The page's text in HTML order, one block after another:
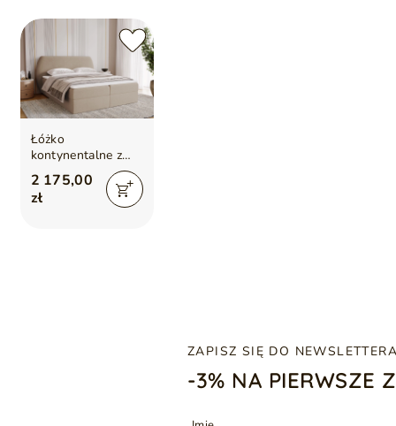
Łóżko
kontynentalne z
pojemnikiem na
pościel 120x200
Bogota Beżowe
2 175,00
zł
ZAPISZ SIĘ DO NEWSLETTERA
-3% NA PIERWSZE